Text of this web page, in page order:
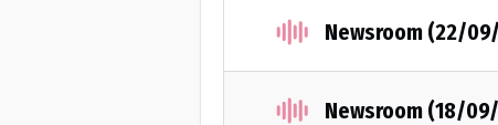
Newsroom (22/
Newsroom (18/